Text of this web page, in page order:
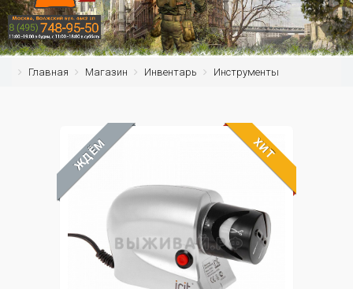
Главная Магазин Инвентарь Инструменты
ЖДЁМ ХИТ